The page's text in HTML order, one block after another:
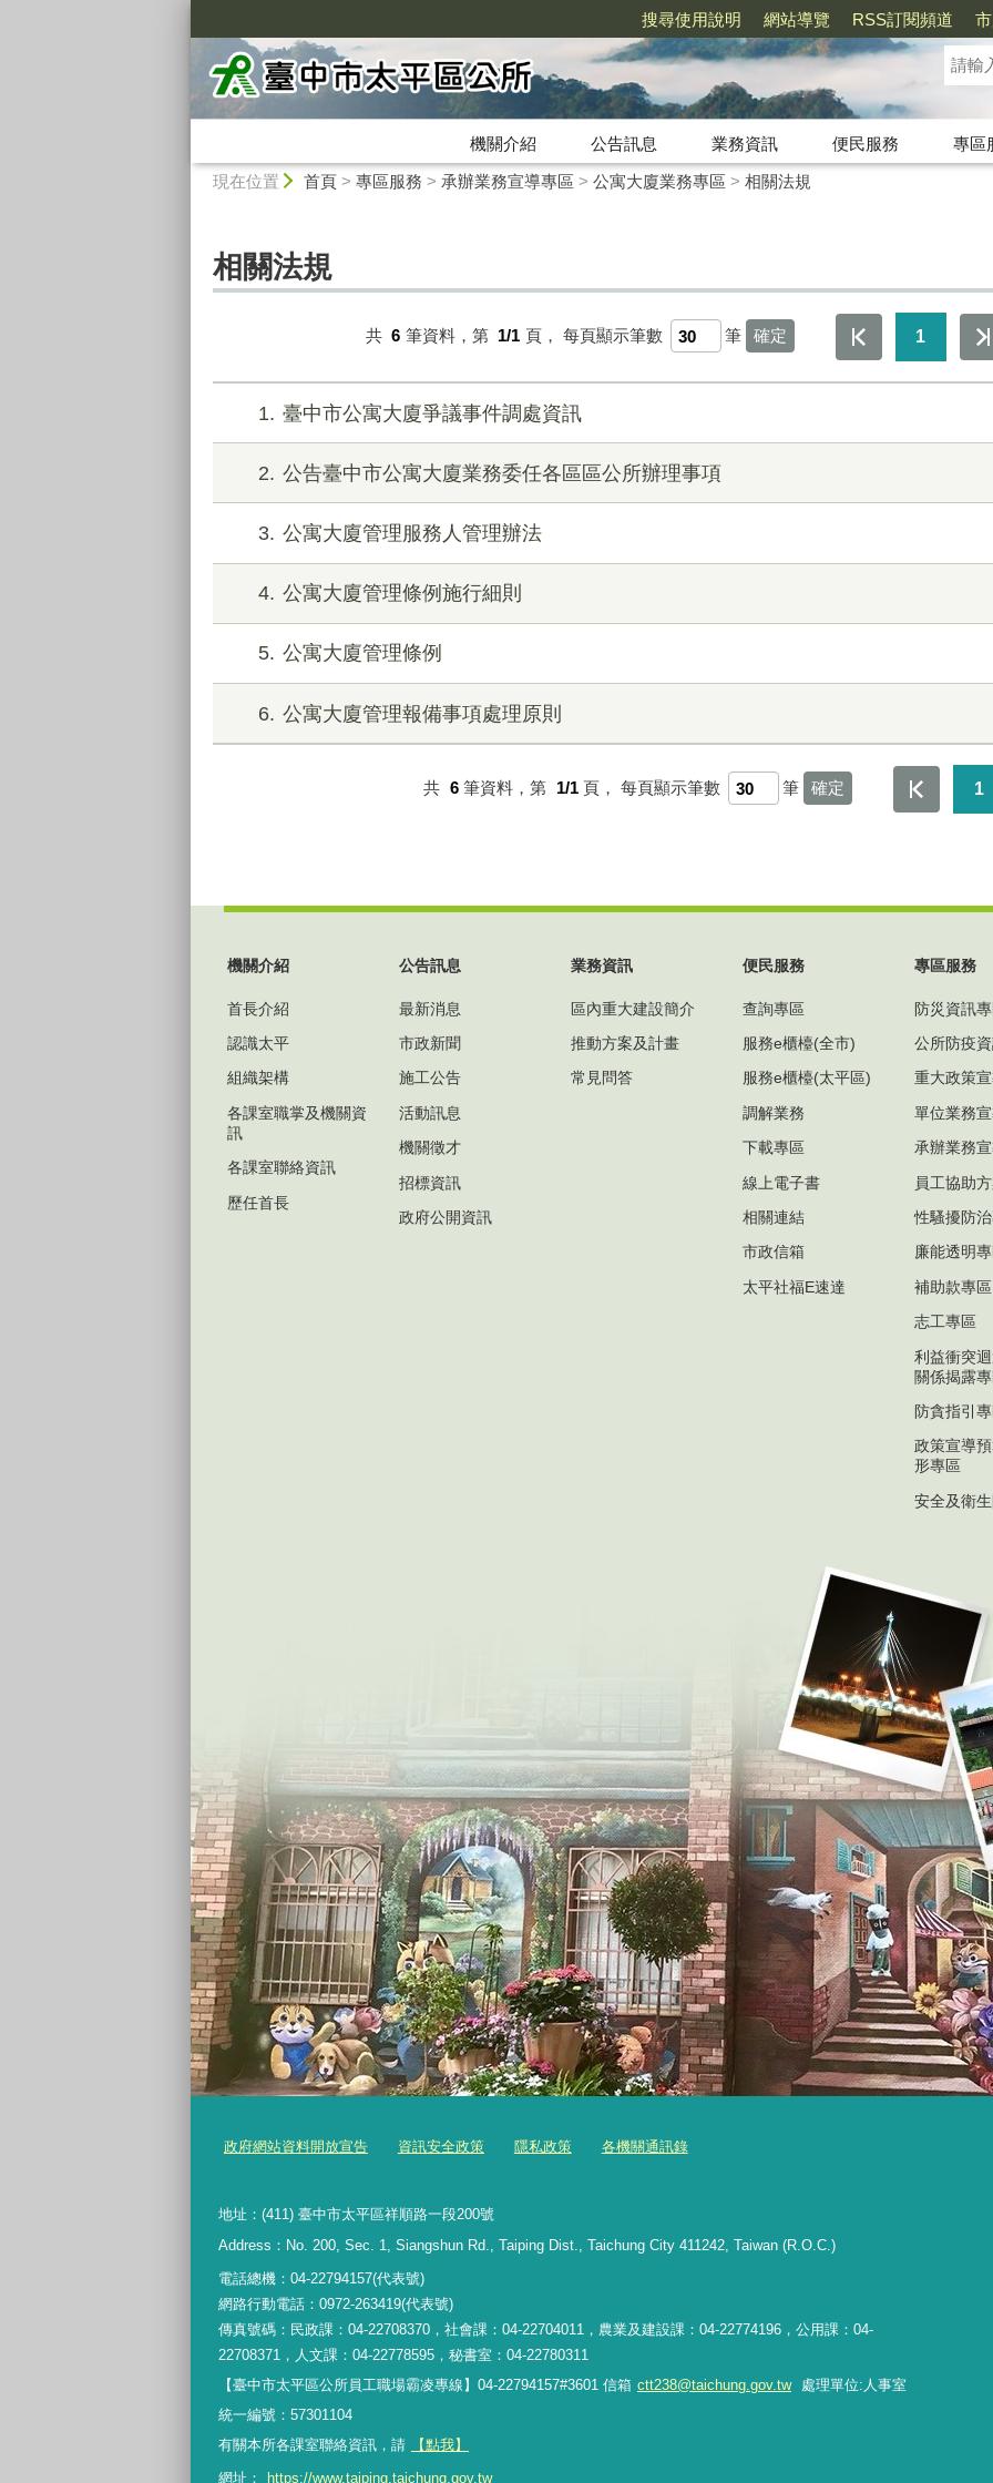
搜尋使用說明 網站導覽 RSS訂閱頻道
機關介紹 公告訊息 業務資訊 便民服務
專區
現在位置 首頁> 專區服務 > 承辦業務宣導專區 > 公寓大廈業務專區 > 相關法規
相關法規
共 6 筆資料，第 1/1 頁， 每頁顯示筆數 筆 1
1 臺中市公寓大廈爭議事件調處資訊
2 公告臺中市公寓大廈業務委任各區區公所辦理事項
3 公寓大廈管理服務人管理辦法
4 公寓大廈管理條例施行細則
5 公寓大廈管理條例
6 公寓大廈管理報備事項處理原則
共 6 筆資料，第 1/1 頁， 每頁顯示筆數 筆 1
機關介紹
首長介紹
認識太平
組織架構
各課室職掌及機關資
訊
各課室聯絡資訊
歷任首長
公告訊息
最新消息
市政新聞
施工公告
活動訊息
機關徵才
招標資訊
政府公開資訊
業務資訊
區內重大建設簡介
推動方案及計畫
常見問答
便民服務
查詢專區
服務e櫃檯(全市)
服務e櫃檯(太平區)
調解業務
下載專區
線上電子書
相關連結
市政信箱
太平社福E速達
專區服務
防災資訊
公所防疫
重大政策
單位業務
承辦業務
員工協助
性騷擾防
廉能透明
補助款專區
志工專區
利益衝突
關係揭露
防貪指引
政策宣導
形專區
安全及衛
政府網站資料開放宣告 資訊安全政策 隱私政策 各機關通訊錄
地址：(411) 臺中市太平區祥順路一段200號
Address：No. 200, Sec. 1, Siangshun Rd., Taiping Dist., Taichung City 411242, Taiwan (R.O.C.)
電話總機：04-22794157(代表號)
網路行動電話：0972-263419(代表號)
傳真號碼：民政課：04-22708370，社會課：04-22704011，農業及建設課：04-22774196，公用課：04-
22708371，人文課：04-22778595，秘書室：04-22780311
【臺中市太平區公所員工職場霸凌專線】04-22794157#3601 信箱 ctt238@taichung.gov.tw
處理單位:人事室
統一編號：57301104
有關本所各課室聯絡資訊，請
【點我】
網址： https://www.taiping.taichung.gov.tw